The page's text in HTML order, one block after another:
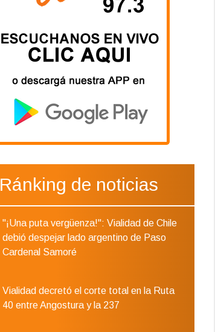
Ránking de noticias
"¡Una puta vergüenza!": Vialidad de Chile
debió despejar lado argentino de Paso
Cardenal Samoré
Vialidad decretó el corte total en la Ruta
40 entre Angostura y la 237